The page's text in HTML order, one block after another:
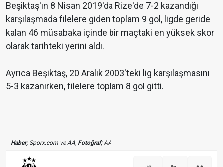
Beşiktaş'ın 8 Nisan 2019'da Rize'de 7-2 kazandığı
karşılaşmada filelere giden toplam 9 gol, ligde geride
kalan 46 müsabaka içinde bir maçtaki en yüksek skor
olarak tarihteki yerini aldı.
Ayrıca Beşiktaş, 20 Aralık 2003'teki lig karşılaşmasını
5-3 kazanırken, filelere toplam 8 gol gitti.
Haber;Sporx.com ve AA, Fotoğraf;AA